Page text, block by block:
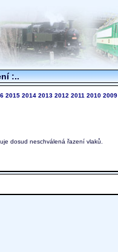
:..
2015 2014 2013 2012 2011 2010 2009
dosud neschválená řazení vlaků.